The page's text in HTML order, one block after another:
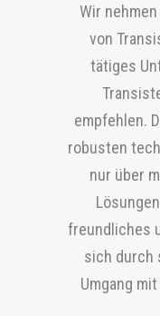
Wir
von
tätiges
empfehlen.
robusten
nur über
freundliches
sich durch
Umgang
Wir
arbeiten
seinem
Wir
von Ihnen
stets
auch dafür,
haben
Die Firma
IKEA
deren
Disziplin
Ergebnisse